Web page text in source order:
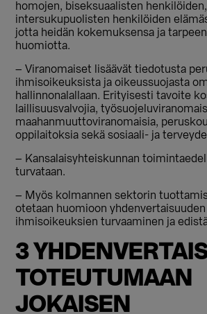
homojen, biseksuaalisten
intersukupuolisten henkilöiden
jotta heidän kokemuksensa ja
huomiotta.
– Viranomaiset lisäävät tiedotusta
ihmisoikeuksista ja oikeussuojasta
hallinnonalallaan. Erityisesti tavoite
laillisuusvalvojia,
maahanmuuttoviranomaisia,
oppilaitoksia sekä sosiaali- ja
– Kansalaisyhteiskunnan
turvataan.
– Myös kolmannen sektorin
otetaan huomioon yhdenvertaisuuden
ihmisoikeuksien turvaaminen ja
3
TOTEUTUMAAN
JOKAISEN